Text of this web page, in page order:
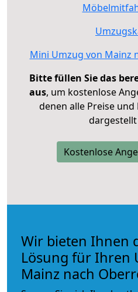
Mini Umzug von Mainz
Bitte füllen Sie das
aus, um kostenlose
denen alle Preise
Kostenlose
Wir bieten Ihnen
Lösung für Ihren
Mainz nach